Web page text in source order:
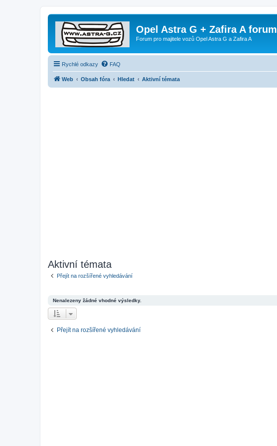
Opel Astra G + Zafira A forum
Forum pro majitele vozů Opel Astra G a Zafira A
Rychlé odkazy FAQ
Web Obsah fóra Hledat Aktivní témata
Aktivní témata
Přejít na rozšířené vyhledávání
Nenalezeny žádné vhodné výsledky.
Přejít na rozšířené vyhledávání